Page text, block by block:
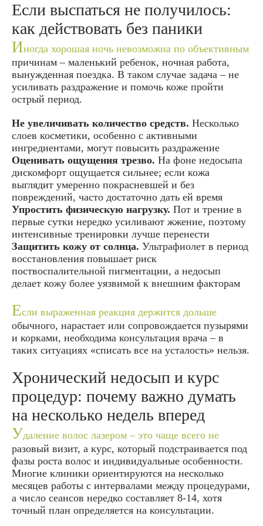
Если выспаться не получилось:
как действовать без паники
Иногда хорошая ночь невозможна по объективным
причинам – маленький ребенок, ночная работа,
вынужденная поездка. В таком случае задача – не
усиливать раздражение и помочь коже пройти
острый период.
Не увеличивать количество средств. Несколько
слоев косметики, особенно с активными
ингредиентами, могут повысить раздражение
Оценивать ощущения трезво. На фоне недосыпа
дискомфорт ощущается сильнее; если кожа
выглядит умеренно покрасневшей и без
повреждений, часто достаточно дать ей время
Упростить физическую нагрузку. Пот и трение в
первые сутки нередко усиливают жжение, поэтому
интенсивные тренировки лучше перенести
Защитить кожу от солнца. Ультрафиолет в период
восстановления повышает риск
поствоспалительной пигментации, а недосып
делает кожу более уязвимой к внешним факторам
Если выраженная реакция держится дольше
обычного, нарастает или сопровождается пузырями
и корками, необходима консультация врача – в
таких ситуациях «списать все на усталость» нельзя.
Хронический недосып и курс
процедур: почему важно думать
на несколько недель вперед
Удаление волос лазером – это чаще всего не
разовый визит, а курс, который подстраивается под
фазы роста волос и индивидуальные особенности.
Многие клиники ориентируются на несколько
месяцев работы с интервалами между процедурами,
а число сеансов нередко составляет 8-14, хотя
точный план определяется на консультации.